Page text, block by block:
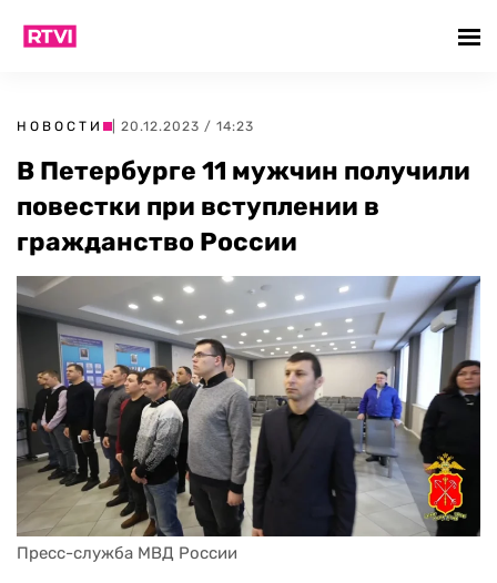
НОВОСТИ | 20.12.2023 / 14:23
В Петербурге 11 мужчин получили
повестки при вступлении в
гражданство России
Пресс-служба МВД России